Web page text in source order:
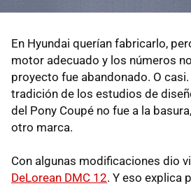
En Hyundai querían fabricarlo,
motor adecuado y los números
proyecto fue abandonado. O
tradición de los estudios de
del Pony Coupé no fue a la
otro marca.
Con algunas modificaciones dio
DeLorean DMC 12. Y eso explica